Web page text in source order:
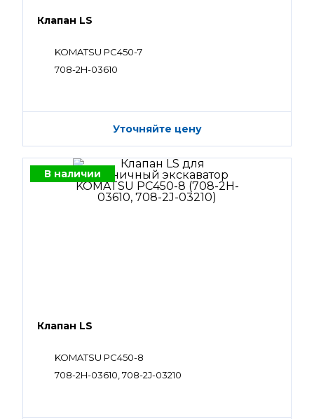
Клапан LS
KOMATSU PC450-7
708-2H-03610
Уточняйте цену
В наличии
Клапан LS
KOMATSU PC450-8
708-2H-03610, 708-2J-03210